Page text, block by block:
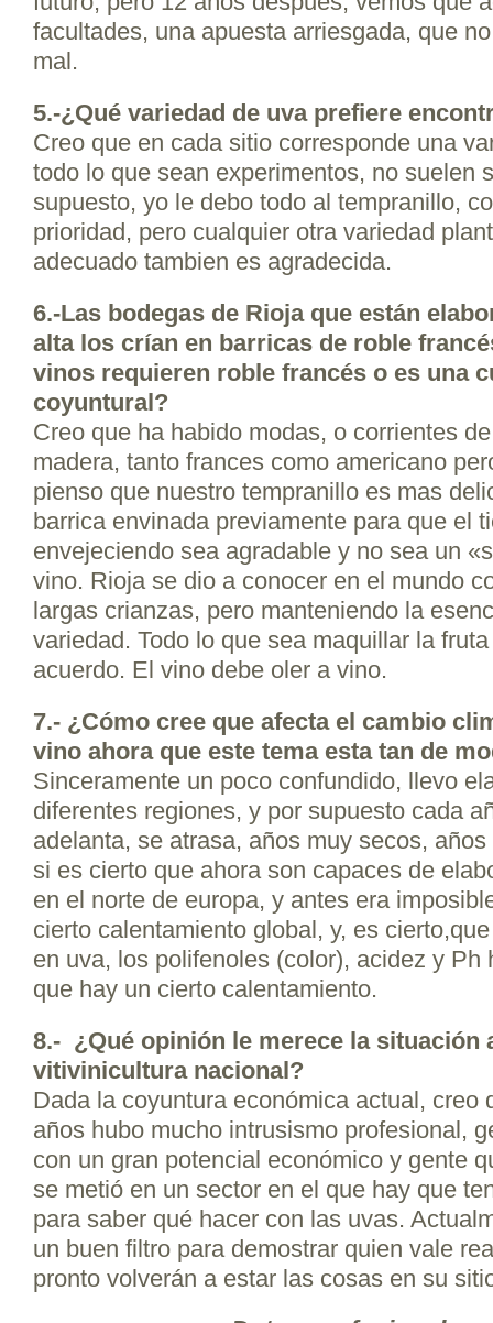
facultades, una apuesta arriesgada, que
mal.
5.-¿Qué variedad de uva prefiere
Creo que en cada sitio corresponde una
todo lo que sean experimentos, no suelen
supuesto, yo le debo todo al tempranillo,
prioridad, pero cualquier otra variedad
adecuado tambien es agradecida.
6.-Las bodegas de Rioja que están
alta los crían en barricas de roble
vinos requieren roble francés o es una
coyuntural?
Creo que ha habido modas, o corrientes
madera, tanto frances como americano
pienso que nuestro tempranillo es mas
barrica envinada previamente para que el
envejeciendo sea agradable y no sea un
vino. Rioja se dio a conocer en el mundo
largas crianzas, pero manteniendo la
variedad. Todo lo que sea maquillar la
acuerdo. El vino debe oler a vino.
7.- ¿Cómo cree que afecta el cambio
vino ahora que este tema esta tan de
Sinceramente un poco confundido, llevo
diferentes regiones, y por supuesto cada
adelanta, se atrasa, años muy secos,
si es cierto que ahora son capaces de
en el norte de europa, y antes era
cierto calentamiento global, y, es
en uva, los polifenoles (color), acidez y Ph
que hay un cierto calentamiento.
8.- ¿Qué opinión le merece la situación
vitivinicultura nacional?
Dada la coyuntura económica actual, creo
años hubo mucho intrusismo profesional,
con un gran potencial económico y gente
se metió en un sector en el que hay que
para saber qué hacer con las uvas.
un buen filtro para demostrar quien vale
pronto volverán a estar las cosas en su